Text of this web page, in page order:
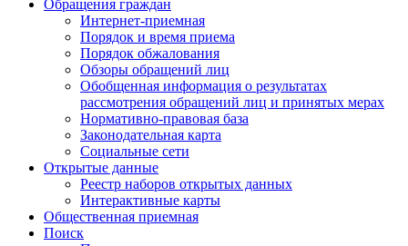
Обращения граждан
Интернет-приемная
Порядок и время приема
Порядок обжалования
Обзоры обращений лиц
Обобщенная информация о результатах
рассмотрения обращений лиц и принятых мерах
Нормативно-правовая база
Законодательная карта
Социальные сети
Открытые данные
Реестр наборов открытых данных
Интерактивные карты
Общественная приемная
Поиск